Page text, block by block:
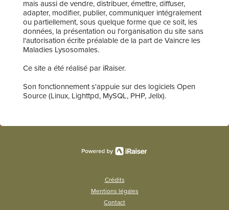
mais aussi de vendre, distribuer, émettre, diffuser,
adapter, modifier, publier, communiquer intégralement
ou partiellement, sous quelque forme que ce soit, les
données, la présentation ou l'organisation du site sans
l'autorisation écrite préalable de la part de Vaincre les
Maladies Lysosomales.
Ce site a été réalisé par iRaiser.
Son fonctionnement s'appuie sur des logiciels Open
Source (Linux, Lighttpd, MySQL, PHP, Jelix).
Crédits
Mentions légales
Contact